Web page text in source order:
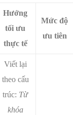
Hướng
tối ưu
thực tế
Mức độ
ưu tiên
Viết lại
theo cấu
trúc: Từ
khóa